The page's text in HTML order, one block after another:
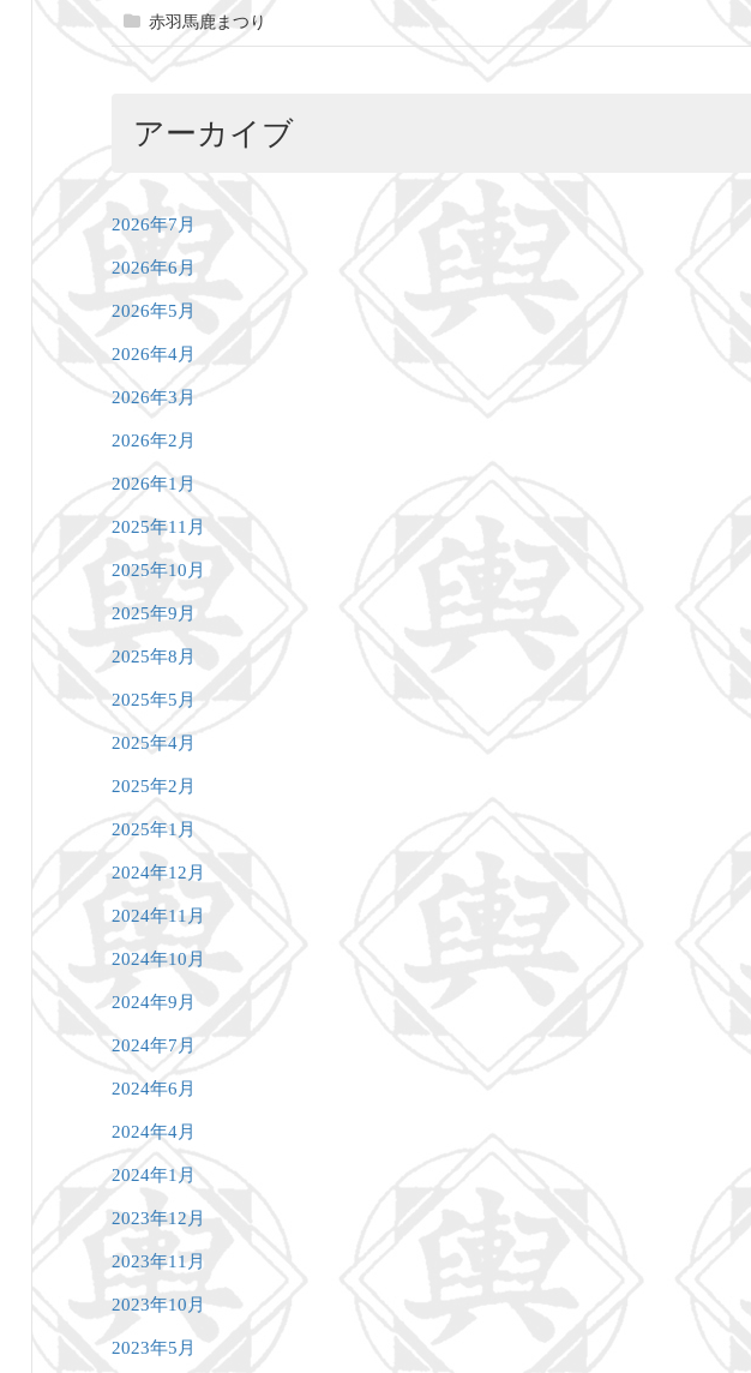
赤羽馬鹿まつり
アーカイブ
2026年7月
2026年6月
2026年5月
2026年4月
2026年3月
2026年2月
2026年1月
2025年11月
2025年10月
2025年9月
2025年8月
2025年5月
2025年4月
2025年2月
2025年1月
2024年12月
2024年11月
2024年10月
2024年9月
2024年7月
2024年6月
2024年4月
2024年1月
2023年12月
2023年11月
2023年10月
2023年5月